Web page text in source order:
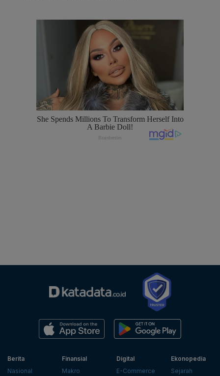
Berita
Nasional
Finansial
Makro
Digital
E-Commerce
Ekonopedia
Sejarah